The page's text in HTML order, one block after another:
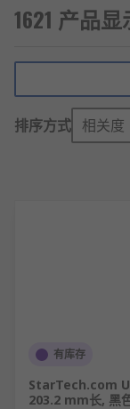
1621 产品
排序方式 相关度
有库存
StarTech.com
203.2 mm长, 黑